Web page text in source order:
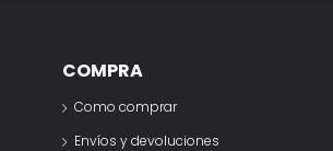
COMPRA
Como comprar
Envíos y devoluciones